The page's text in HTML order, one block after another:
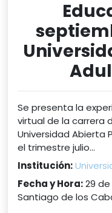
Se presenta la
virtual de la carrera
Universidad Abierta
el trimestre julio...
Institución:
Fecha y Hora:29
Santiago de los